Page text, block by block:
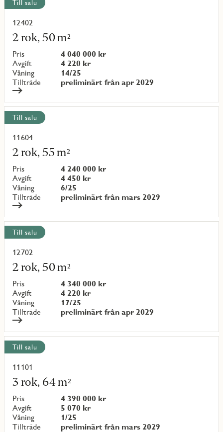
Till salu
12402
2 rok, 50 m²
Pris
4 040 000 kr
Avgift
4 220 kr
Våning
14/25
Tillträde
preliminärt från apr 2029
Läs
mer
om
objekt
{objectNumber}
Till salu
11604
2 rok, 55 m²
Pris
4 240 000 kr
Avgift
4 450 kr
Våning
6/25
Tillträde
preliminärt från mars 2029
Läs
mer
om
objekt
{objectNumber}
Till salu
12702
2 rok, 50 m²
Pris
4 340 000 kr
Avgift
4 220 kr
Våning
17/25
Tillträde
preliminärt från apr 2029
Läs
mer
om
objekt
{objectNumber}
Till salu
11101
3 rok, 64 m²
Pris
4 390 000 kr
Avgift
5 070 kr
Våning
1/25
Tillträde
preliminärt från mars 2029
Läs
mer
om
objekt
{objectNumber}